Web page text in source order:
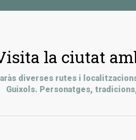
la ciutat
diverses rutes i
Guixols. Personatges,